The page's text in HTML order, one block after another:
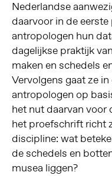
Nederlandse
daarvoor in de
antropologen hun
dagelijkse praktijk
maken en schedels
Vervolgens gaat ze
antropologen op
het nut daarvan voor
het proefschrift richt
discipline: wat
de schedels en
musea liggen?